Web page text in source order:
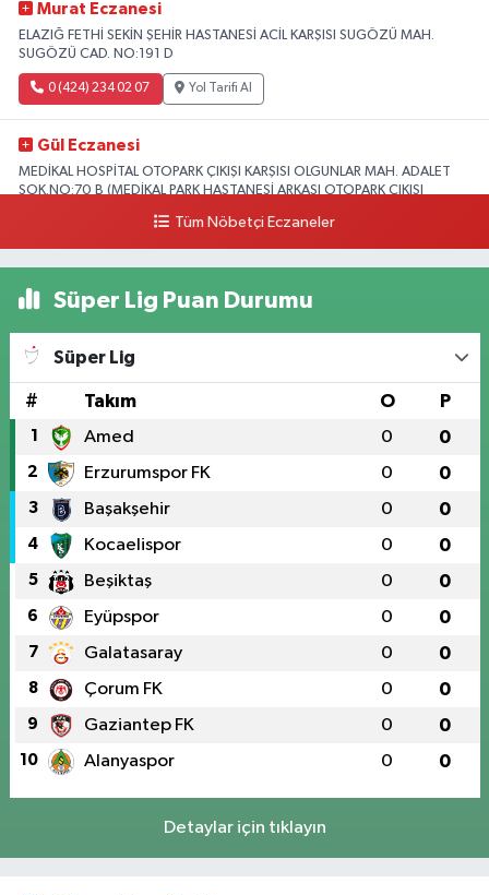
Murat Eczanesi
ELAZIĞ FETHİ SEKİN ŞEHİR HASTANESİ ACİL KARŞISI SUGÖZÜ MAH.
SUGÖZÜ CAD. NO:191 D
0 (424) 234 02 07 Yol Tarifi Al
Gül Eczanesi
MEDİKAL HOSPİTAL OTOPARK ÇIKIŞI KARŞISI OLGUNLAR MAH. ADALET
SOK.NO:70 B (MEDİKAL PARK HASTANESİ ARKASI OTOPARK ÇIKIŞI
Yıldız Eczanesi
Üniversite Mah.Yunus Emre Bulvarı No:2 A
Tüm Nöbetçi Eczaneler
Süper Lig Puan Durumu
Süper Lig
# Takım O P
1 Amed 0 0
2 Erzurumspor FK 0 0
3 Başakşehir 0 0
4 Kocaelispor 0 0
5 Beşiktaş 0 0
6 Eyüpspor 0 0
7 Galatasaray 0 0
8 Çorum FK 0 0
9 Gaziantep FK 0 0
10 Alanyaspor 0 0
Detaylar için tıklayın